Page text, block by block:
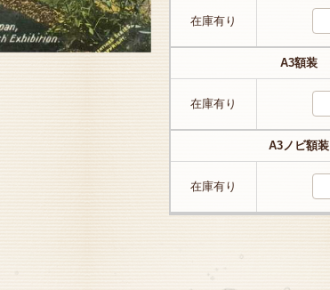
在庫有り
A3額装
在庫有り
A3ノビ額装
在庫有り